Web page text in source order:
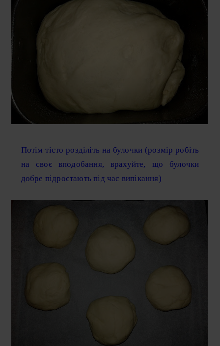
Потім тісто розділіть на булочки (розмір робіть
на своє вподобання, врахуйте, що булочки
добре підростають під час випікання)